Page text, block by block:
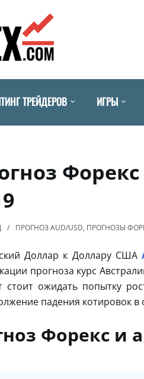
ТРЕЙДЕРОВ ИГРЫ
ПРОГНОЗ AUD/USD, ПРОГНОЗЫ
Доллар к Доллару США
прогноза курс
ожидать попытку
падения котировок в
Форекс и